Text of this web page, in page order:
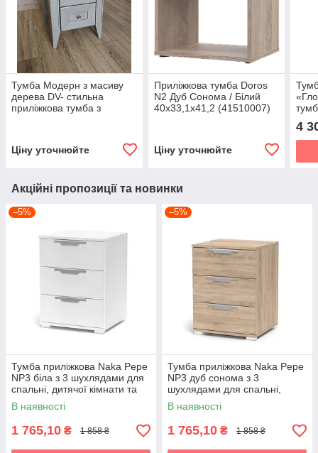
Тумба Модерн з масиву
дерева DV- стильна
приліжкова тумба з
Ціну уточнюйте
Приліжкова тумба Doros
N2 Дуб Cонома / Білий
40х33,1х41,2 (41510007)
Ціну уточнюйте
DV
4
Акційні пропозиції та новинки
–5%
Тумба приліжкова Naka Pepe
NP3 біла з 3 шухлядами для
спальні, дитячої кімнати та
готелю Accord
В наявності
1 765,10 ₴ 1 858 ₴
–5%
Тумба приліжкова Naka Pepe
NP3 дуб сонома з 3
шухлядами для спальні,
дитячої кімнати та готелю
Accord
В наявності
1 765,10 ₴ 1 858 ₴